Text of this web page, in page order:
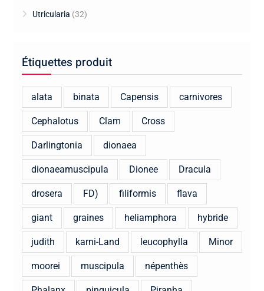
Utricularia (32)
Étiquettes produit
alata binata Capensis carnivores
Cephalotus Clam Cross
Darlingtonia dionaea
dionaeamuscipula Dionee Dracula
drosera FD) filiformis flava
giant graines heliamphora hybride
judith karni-Land leucophylla Minor
moorei muscipula népenthès